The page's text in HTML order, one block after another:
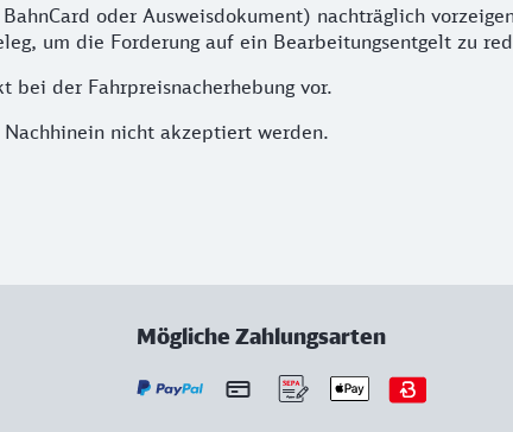
oder Ausweisdokument) nachträglich
um die Forderung auf ein Bearbeitungsentgelt zu
bei der Fahrpreisnacherhebung vor.
nicht akzeptiert werden.
Mögliche Zahlungsarten